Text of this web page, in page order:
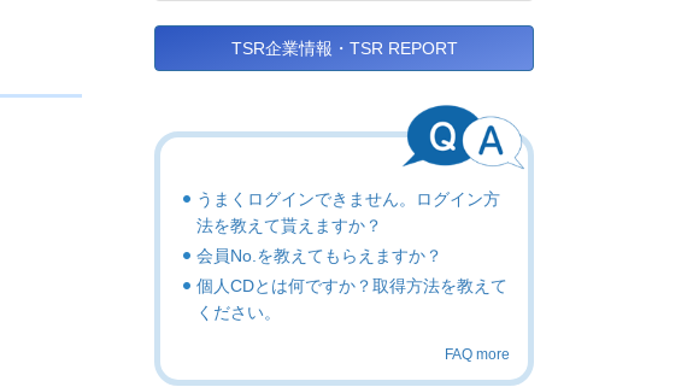
TSR企業情報・TSR REPORT
うまくログインできません。ログイン方
法を教えて貰えますか？
会員No.を教えてもらえますか？
個人CDとは何ですか？取得方法を教えて
ください。
FAQ more